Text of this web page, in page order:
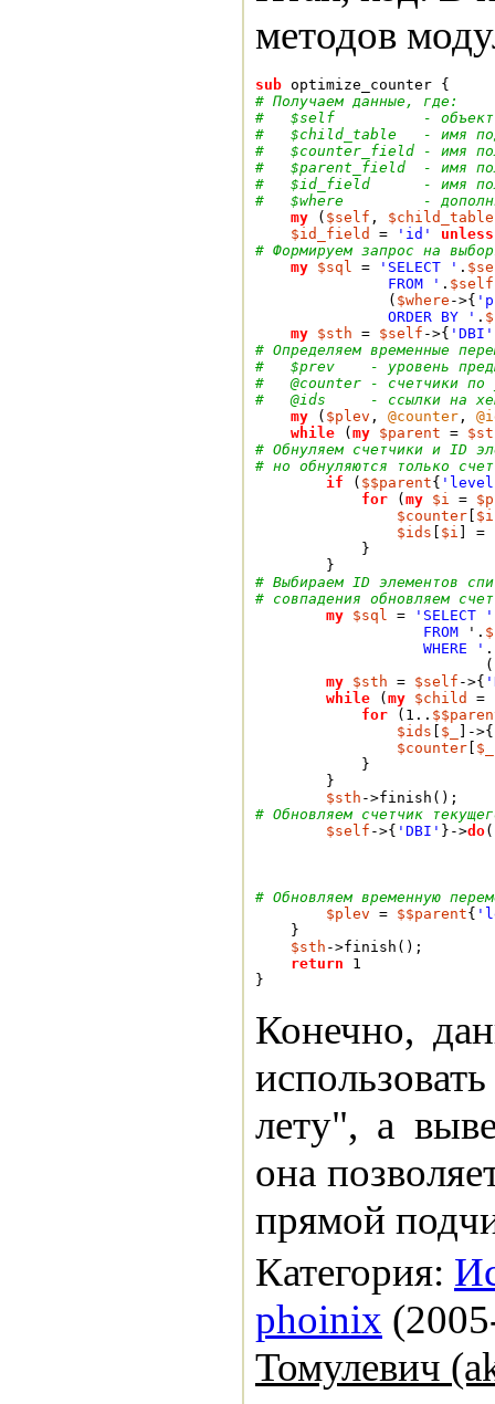
методов
sub optimize_counter {
# Получаем данные, где:
#   $self          - объект
#   $child_table   - имя
#   $counter_field - имя
#   $parent_field  - имя
#   $id_field      - имя
#   $where         -
my ( $self , $child_table
$id_field
= 'id'
unless
# Формируем запрос на
my $sql = 'SELECT ' .
FROM ' . $self
( $where ->{
ORDER BY ' .
my $sth = $self ->{ 'DBI'
# Определяем временные
#   $prev    - уровень
#   @counter - счетчики по
#   @ids     - ссылки на
my ( $plev , @counter ,
while (my $parent =
# Обнуляем счетчики и ID
# но обнуляются только
if ( $$parent{
for (my $i =
$counter [ $i
$ids [ $i ] =
}
}
# Выбираем ID элементов
# совпадения обновляем
my $sql = 'SELECT '
FROM
'.
WHERE ' .
(
my $sth = $self ->{
while (my $child
=
for (1..
$ids [ $_ ]->{
$counter [ $_
}
}
$sth ->finish();
# Обновляем счетчик
$self ->{ 'DBI' }->do(
# Обновляем временную
$plev = $$parent{
}
$sth ->finish();
return 1
}
Конечно,
лету", а
она
прямой
Категория:
phoinix
Томулевич